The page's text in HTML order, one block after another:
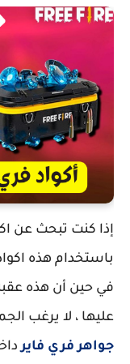
إذا كنت تبحث عن
في حين أن هذه
عليها ، لا يرغب
جواهر فري فاير